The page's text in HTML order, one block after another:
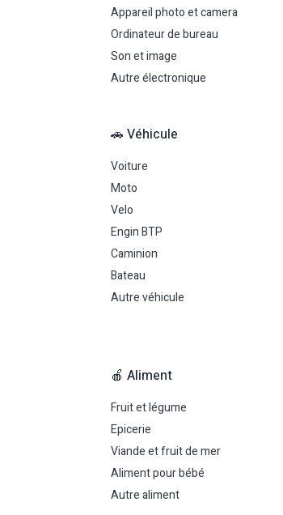
Appareil photo et camera
Ordinateur de bureau
Son et image
Autre électronique
🚗 Véhicule
Voiture
Moto
Velo
Engin BTP
Caminion
Bateau
Autre véhicule
🍎 Aliment
Fruit et légume
Epicerie
Viande et fruit de mer
Aliment pour bébé
Autre aliment